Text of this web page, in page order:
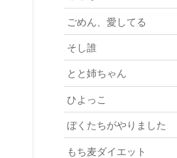
ごめん、愛してる
そし誰
とと姉ちゃん
ひよっこ
ぼくたちがやりました
もち麦ダイエット